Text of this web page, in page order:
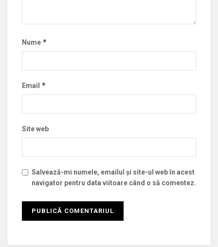
Nume *
Email *
Site web
Salvează-mi numele, emailul și site-ul web în acest
navigator pentru data viitoare când o să comentez.